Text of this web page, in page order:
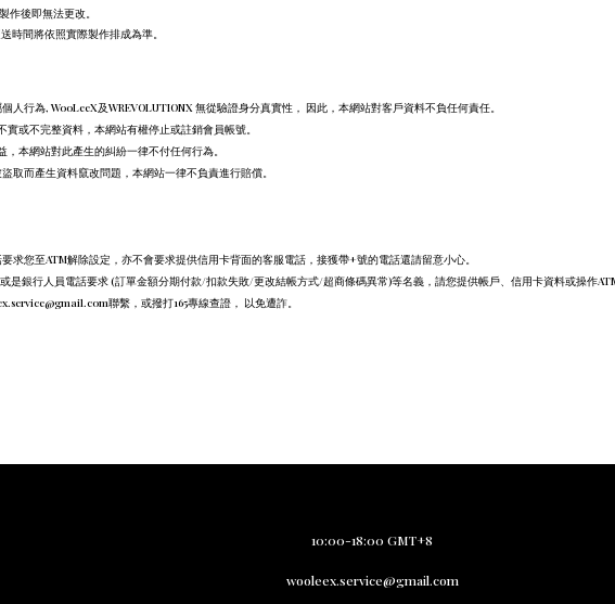
後即無法更改。
時間將依照實際製作排成為準。
人行為, WooLeeX及WREVOLUTIONX 無從驗證身分真實性， 因此，本網站對客戶資料不負任何責任。
或不完整資料，本網站有權停止或註銷會員帳號。
本網站對此產生的糾紛一律不付任何行為。
取而產生資料竄改問題，本網站一律不負責進行賠償。
求您至ATM解除設定， 亦不會要求提供信用卡背面的客服電話， 接獲帶+號的電話還請留意小心。
是銀行人員電話要求 (訂單金額分期付款/扣款失敗/更改結帳方式/超商條碼異常)等名義，請您提供帳戶、信用卡資料或操作
聯繫，或撥打165專線查證， 以免遭詐。
10:00-18:00 GMT+8
wooleex.service@gmail.com